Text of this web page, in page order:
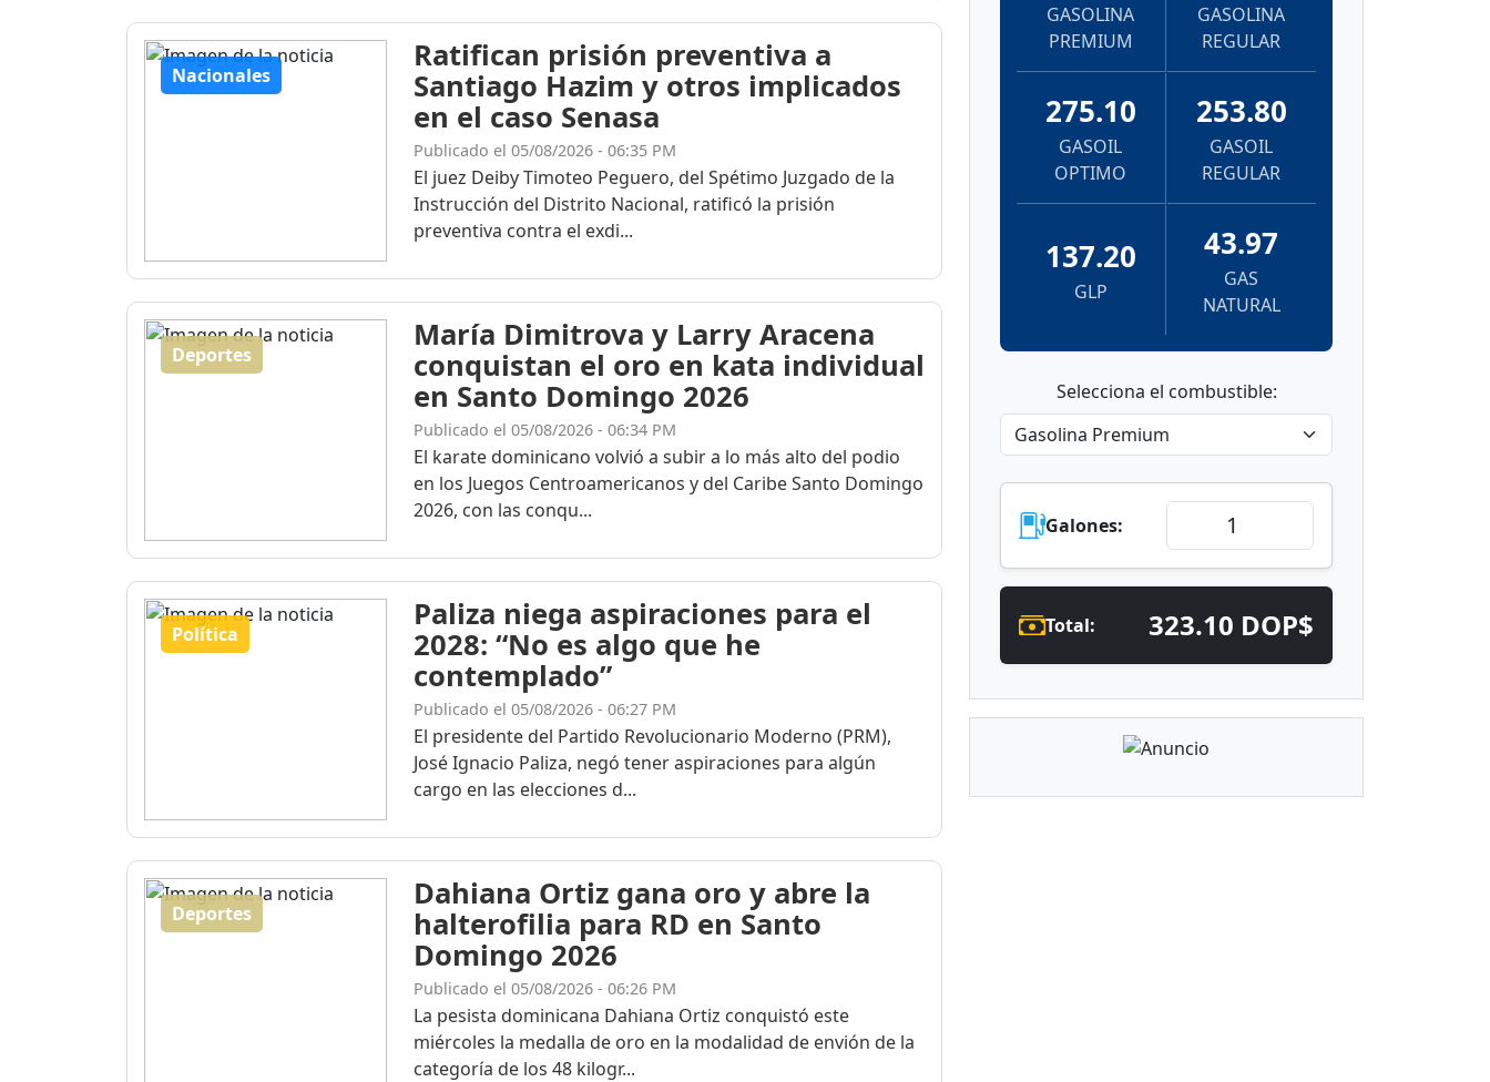
Nacionales
Ratifican prisión preventiva a
Santiago Hazim y otros implicados
en el caso Senasa
Publicado el 05/08/2026 - 06:35 PM
El juez Deiby Timoteo Peguero, del Spétimo Juzgado de la
Instrucción del Distrito Nacional, ratificó la prisión
preventiva contra el exdi...
Deportes
María Dimitrova y Larry Aracena
conquistan el oro en kata individual
en Santo Domingo 2026
Publicado el 05/08/2026 - 06:34 PM
El karate dominicano volvió a subir a lo más alto del podio
en los Juegos Centroamericanos y del Caribe Santo Domingo
2026, con las conqu...
Política
Paliza niega aspiraciones para el
2028: “No es algo que he
contemplado”
Publicado el 05/08/2026 - 06:27 PM
El presidente del Partido Revolucionario Moderno (PRM),
José Ignacio Paliza, negó tener aspiraciones para algún
cargo en las elecciones d...
Deportes
Dahiana Ortiz gana oro y abre la
halterofilia para RD en Santo
Domingo 2026
Publicado el 05/08/2026 - 06:26 PM
La pesista dominicana Dahiana Ortiz conquistó este
miércoles la medalla de oro en la modalidad de envión de la
categoría de los 48 kilogr...
GASOLINA
PREMIUM
GASOLINA
REGULAR
275.10
GASOIL
OPTIMO
253.80
GASOIL
REGULAR
137.20
GLP
43.97
GAS
NATURAL
Selecciona el combustible:
Galones:
Total: 323.10 DOP$